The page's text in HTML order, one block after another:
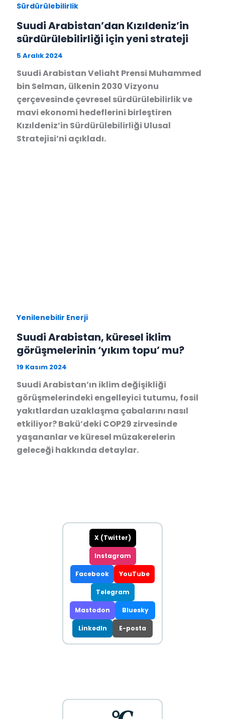
Sürdürülebilirlik
Suudi Arabistan’dan Kızıldeniz’in
sürdürülebilirliği için yeni strateji
5 Aralık 2024
Suudi Arabistan Veliaht Prensi Muhammed
bin Selman, ülkenin 2030 Vizyonu
çerçevesinde çevresel sürdürülebilirlik ve
mavi ekonomi hedeflerini birleştiren
Kızıldeniz’in Sürdürülebilirliği Ulusal
Stratejisi’ni açıkladı.
Yenilenebilir Enerji
Suudi Arabistan, küresel iklim
görüşmelerinin ‘yıkım topu’ mu?
19 Kasım 2024
Suudi Arabistan’ın iklim değişikliği
görüşmelerindeki engelleyici tutumu, fosil
yakıtlardan uzaklaşma çabalarını nasıl
etkiliyor? Bakü’deki COP29 zirvesinde
yaşananlar ve küresel müzakerelerin
geleceği hakkında detaylar.
X (Twitter)
Instagram
Facebook YouTube
Telegram
Mastodon Bluesky
LinkedIn E-posta